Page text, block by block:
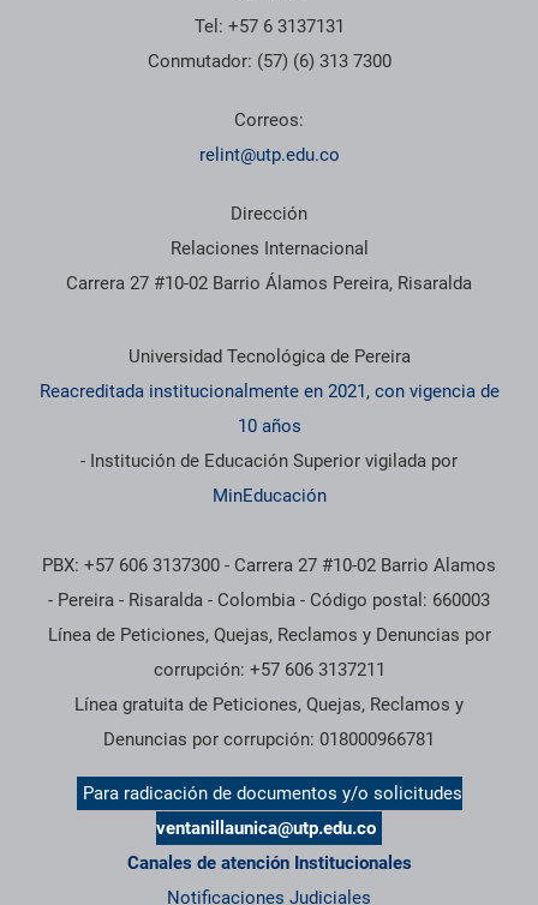
Tel: +57 6 3137131
Conmutador: (57) (6) 313 7300
Correos:
relint@utp.edu.co
Dirección
Relaciones Internacional
Carrera 27 #10-02 Barrio Álamos Pereira, Risaralda
Información institucional
Universidad Tecnológica de Pereira
Reacreditada institucionalmente en 2021, con vigencia de
10 años
- Institución de Educación Superior vigilada por
MinEducación
PBX: +57 606 3137300 - Carrera 27 #10-02 Barrio Alamos
- Pereira - Risaralda - Colombia - Código postal: 660003
Línea de Peticiones, Quejas, Reclamos y Denuncias por
corrupción: +57 606 3137211
Línea gratuita de Peticiones, Quejas, Reclamos y
Denuncias por corrupción: 018000966781
Para radicación de documentos y/o solicitudes
ventanillaunica@utp.edu.co
Canales de atención Institucionales
Notificaciones Judiciales